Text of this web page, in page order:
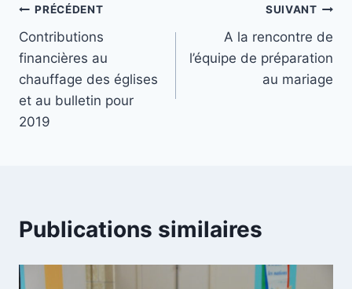
Navigation
de
l’article
PRÉCÉDENT
Contributions
financières au
chauffage des églises
et au bulletin pour
2019
SUIVANT
A la rencontre de
l’équipe de préparation
au mariage
Publications similaires